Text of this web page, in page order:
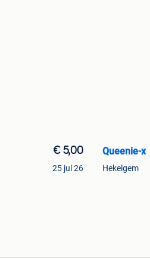
€ 5,00
25 jul 26
Queenie-x
Hekelgem